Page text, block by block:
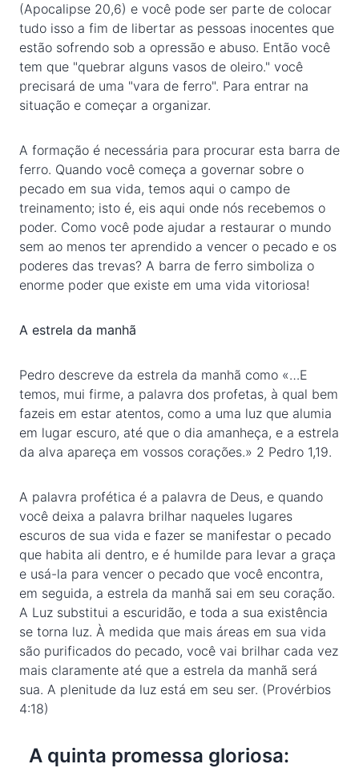
(Apocalipse 20,6) e você pode ser parte de colocar
tudo isso a fim de libertar as pessoas inocentes que
estão sofrendo sob a opressão e abuso. Então você
tem que "quebrar alguns vasos de oleiro." você
precisará de uma "vara de ferro". Para entrar na
situação e começar a organizar.
A formação é necessária para procurar esta barra de
ferro. Quando você começa a governar sobre o
pecado em sua vida, temos aqui o campo de
treinamento; isto é, eis aqui onde nós recebemos o
poder. Como você pode ajudar a restaurar o mundo
sem ao menos ter aprendido a vencer o pecado e os
poderes das trevas? A barra de ferro simboliza o
enorme poder que existe em uma vida vitoriosa!
A estrela da manhã
Pedro descreve da estrela da manhã como «…E
temos, mui firme, a palavra dos profetas, à qual bem
fazeis em estar atentos, como a uma luz que alumia
em lugar escuro, até que o dia amanheça, e a estrela
da alva apareça em vossos corações.» 2 Pedro 1,19.
A palavra profética é a palavra de Deus, e quando
você deixa a palavra brilhar naqueles lugares
escuros de sua vida e fazer se manifestar o pecado
que habita ali dentro, e é humilde para levar a graça
e usá-la para vencer o pecado que você encontra,
em seguida, a estrela da manhã sai em seu coração.
A Luz substitui a escuridão, e toda a sua existência
se torna luz. À medida que mais áreas em sua vida
são purificados do pecado, você vai brilhar cada vez
mais claramente até que a estrela da manhã será
sua. A plenitude da luz está em seu ser. (Provérbios
4:18)
A quinta promessa gloriosa: